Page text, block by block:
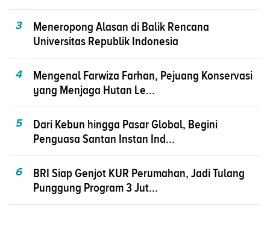
3
Meneropong Alasan di Balik Rencana
Universitas Republik Indonesia
4
Mengenal Farwiza Farhan, Pejuang Konservasi
yang Menjaga Hutan Le...
5
Dari Kebun hingga Pasar Global, Begini
Penguasa Santan Instan Ind...
6
BRI Siap Genjot KUR Perumahan, Jadi Tulang
Punggung Program 3 Jut...